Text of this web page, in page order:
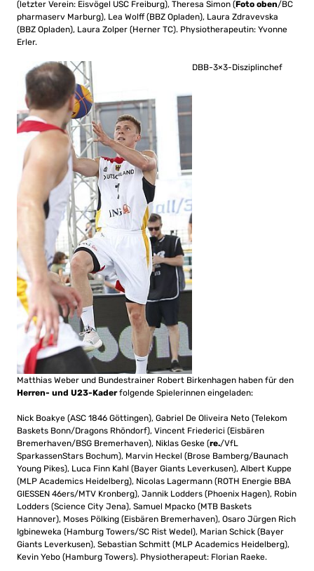
(letzter Verein: Eisvögel USC Freiburg), Theresa Simon (Foto oben/BC
pharmaserv Marburg), Lea Wolff (BBZ Opladen), Laura Zdravevska
(BBZ Opladen), Laura Zolper (Herner TC). Physiotherapeutin: Yvonne
Erler.
DBB-3×3-Disziplinchef
Matthias Weber und Bundestrainer Robert Birkenhagen haben für den
Herren- und U23-Kaderfolgende Spielerinnen eingeladen:
Nick Boakye (ASC 1846 Göttingen), Gabriel De Oliveira Neto (Telekom
Baskets Bonn/Dragons Rhöndorf), Vincent Friederici (Eisbären
Bremerhaven/BSG Bremerhaven), Niklas Geske (re./VfL
SparkassenStars Bochum), Marvin Heckel (Brose Bamberg/Baunach
Young Pikes), Luca Finn Kahl (Bayer Giants Leverkusen), Albert Kuppe
(MLP Academics Heidelberg), Nicolas Lagermann (ROTH Energie BBA
GIESSEN 46ers/MTV Kronberg), Jannik Lodders (Phoenix Hagen), Robin
Lodders (Science City Jena), Samuel Mpacko (MTB Baskets
Hannover), Moses Pölking (Eisbären Bremerhaven), Osaro Jürgen Rich
Igbineweka (Hamburg Towers/SC Rist Wedel), Marian Schick (Bayer
Giants Leverkusen), Sebastian Schmitt (MLP Academics Heidelberg),
Kevin Yebo (Hamburg Towers). Physiotherapeut: Florian Raeke.